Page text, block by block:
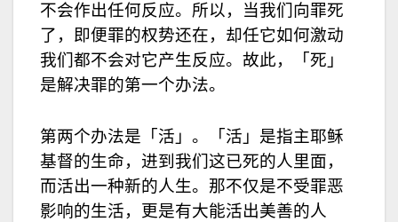
不会作出任何反应。所以，当我们向罪死
了，即便罪的权势还在，却任它如何激动
我们都不会对它产生反应。故此，「死」
是解决罪的第一个办法。
第两个办法是「活」。「活」是指主耶稣
基督的生命，进到我们这已死的人里面，
而活出一种新的人生。那不仅是不受罪恶
影响的生活，更是有大能活出美善的人